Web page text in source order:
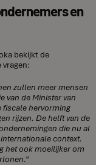
en
bekijkt de
zullen meer mensen
van de Minister van
fiscale hervorming
rijzen. De helft van de
die nu al
context.
het ook moeilijker om